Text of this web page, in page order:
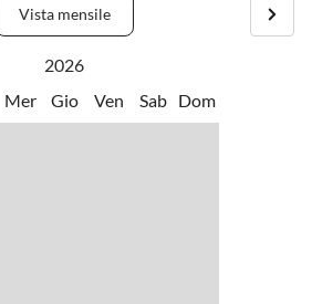
Snorkeling
vicinanze includono Sanremo,
a piedi, ciclismo lungo la costa,
Vista mensile
2026
Mer Gio Ven Sab Dom